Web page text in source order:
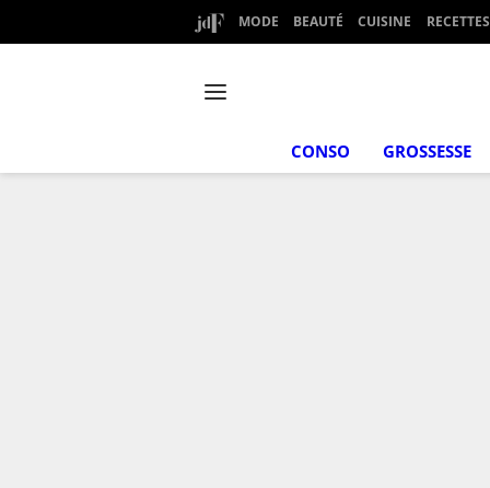
MODE BEAUTÉ CUISINE RECETTES
CONSO GROSSESSE